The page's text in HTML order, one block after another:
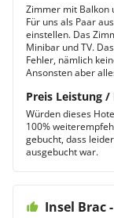
Zimmer mit Balkon
Für uns als Paar
einstellen. Das
Minibar und TV.
Fehler, nämlich
Ansonsten aber
Preis Leistung /
Würden dieses
100%
gebucht, dass
ausgebucht war.
Insel Brac